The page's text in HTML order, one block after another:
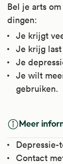
Bel je arts
dingen:
Je krijgt
Je krijg last
Je
Je wilt
gebruiken.
Meer
Depressie-
Contact